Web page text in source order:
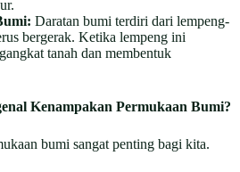
Daratan bumi terdiri dari lempeng-
bergerak. Ketika lempeng ini
tanah dan membentuk
Kenampakan Permukaan Bumi?
bumi sangat penting bagi kita.